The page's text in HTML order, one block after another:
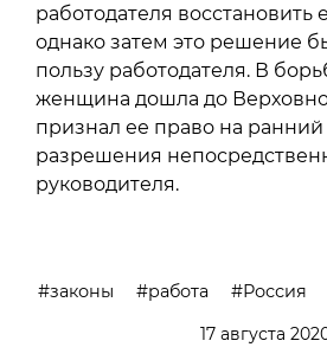
работодателя восстановить
однако затем это решение
пользу работодателя. В
женщина дошла до
признал ее право на ранний
разрешения
руководителя.
законы работа Россия
17 августа